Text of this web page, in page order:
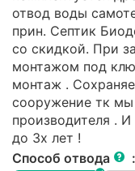
отвод воды
прин. Септик
со скидкой. При
монтажом под
монтаж .
сооружение тк
производителя .
до 3х лет !
Способ отвода
: